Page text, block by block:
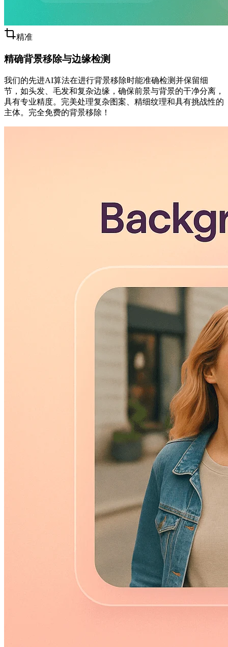
精准
精确背景移除与边缘检测
我们的先进AI算法在进行背景移除时能准确检测并保留细
节，如头发、毛发和复杂边缘，确保前景与背景的干净分离，
具有专业精度。完美处理复杂图案、精细纹理和具有挑战性的
主体。完全免费的背景移除！